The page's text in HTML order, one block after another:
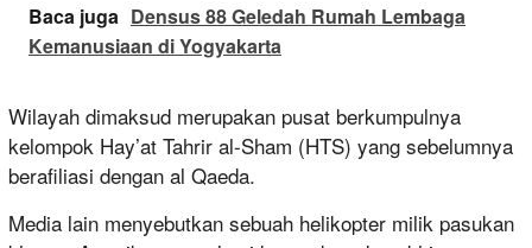
Baca juga Densus 88 Geledah Rumah Lembaga
Kemanusiaan di Yogyakarta
Wilayah dimaksud merupakan pusat berkumpulnya
kelompok Hay’at Tahrir al-Sham (HTS) yang sebelumnya
berafiliasi dengan al Qaeda.
Media lain menyebutkan sebuah helikopter milik pasukan